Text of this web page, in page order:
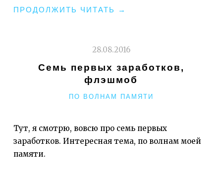
ПРОДОЛЖИТЬ ЧИТАТЬ
"СОПЛИ
ВТОРАЯ.
→
28.08.2016
Семь первых заработков,
флэшмоб
РУБРИКИ
ПО ВОЛНАМ ПАМЯТИ
Тут, я смотрю, вовсю про семь первых
заработков. Интересная тема, по волнам моей
памяти.